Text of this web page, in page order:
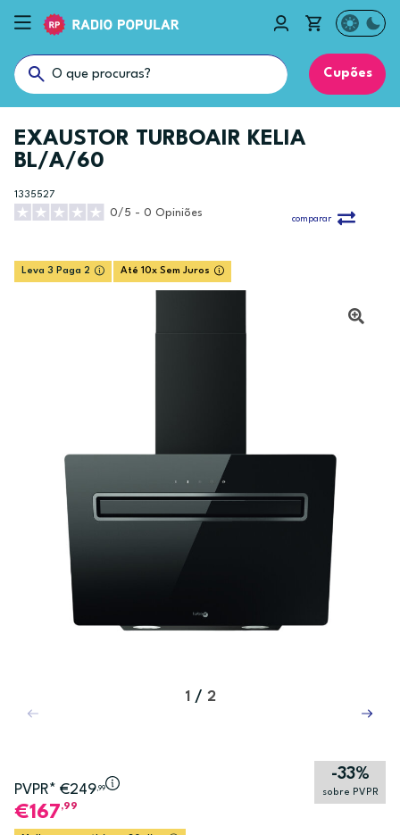
Cupões
EXAUSTOR TURBOAIR KELIA
BL/A/60
1335527
0/5 - 0 Opiniões
comparar
Leva 3 Paga 2 Até 10x Sem Juros
1 / 2
PVPR* €249,99
-33%
sobre PVPR
167,99